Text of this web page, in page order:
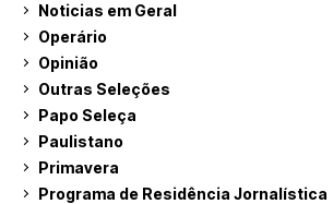
Noticias em Geral
Operário
Opinião
Outras Seleções
Papo Seleça
Paulistano
Primavera
Programa de Residência Jornalística